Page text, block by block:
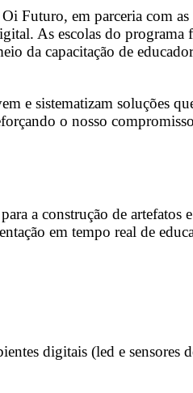
em parceria com as
As escolas do programa
da capacitação de
e sistematizam soluções
o nosso
a construção de artefatos
em tempo real de
digitais (led e sensores